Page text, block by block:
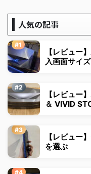
人気の記事
【レビュー
入画面サイ
【レビュー
＆ VIVID
【レビュー
を選ぶ